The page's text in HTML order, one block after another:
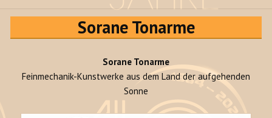
Sorane Tonarme
Sorane Tonarme
Feinmechanik-Kunstwerke aus dem Land der aufgehenden
Sonne